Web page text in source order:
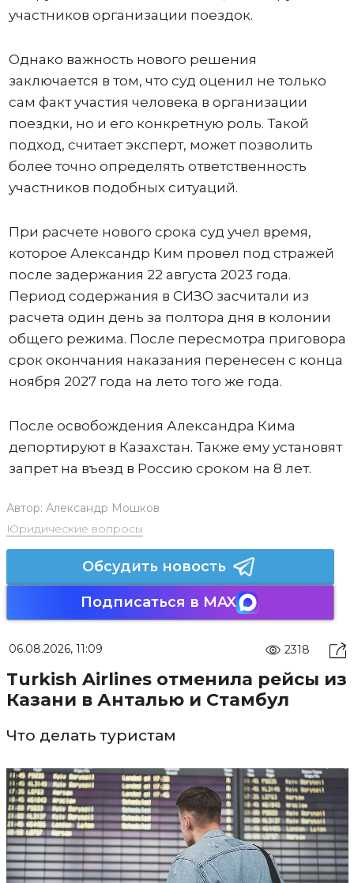
участников организации поездок.
Однако важность нового решения
заключается в том, что суд оценил не только
сам факт участия человека в организации
поездки, но и его конкретную роль. Такой
подход, считает эксперт, может позволить
более точно определять ответственность
участников подобных ситуаций.
При расчете нового срока суд учел время,
которое Александр Ким провел под стражей
после задержания 22 августа 2023 года.
Период содержания в СИЗО засчитали из
расчета один день за полтора дня в колонии
общего режима. После пересмотра приговора
срок окончания наказания перенесен с конца
ноября 2027 года на лето того же года.
После освобождения Александра Кима
депортируют в Казахстан. Также ему установят
запрет на въезд в Россию сроком на 8 лет.
Автор: Александр Мошков
Юридические вопросы
Обсудить новость
Подписаться в MAX
06.08.2026, 11:09 2318
Turkish Airlines отменила рейсы из
Казани в Анталью и Стамбул
Что делать туристам